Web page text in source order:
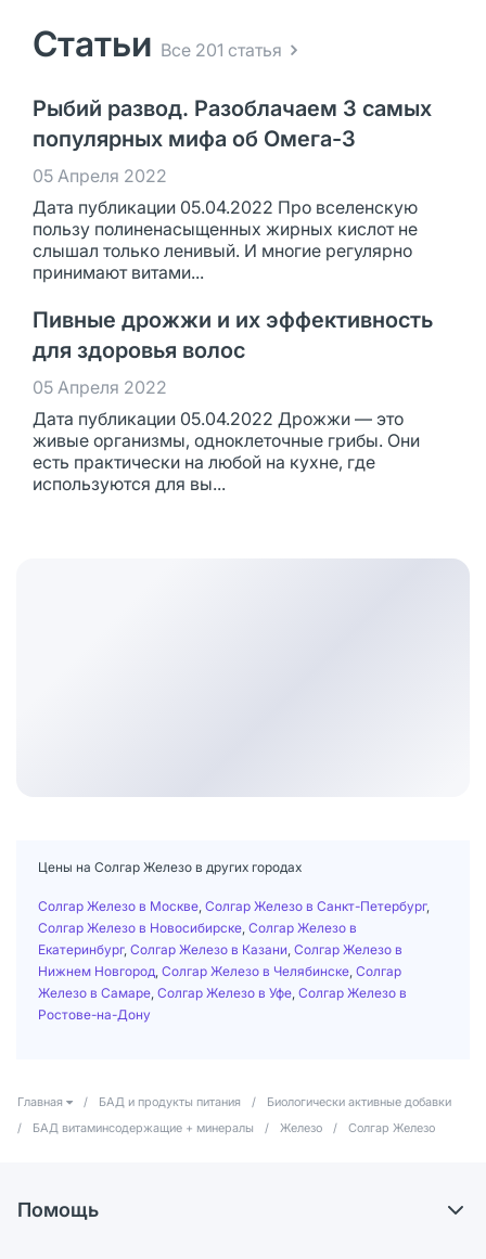
Статьи Все 201 статья
Рыбий развод. Разоблачаем 3 самых
популярных мифа об Омега-3
05 Апреля 2022
Дата публикации 05.04.2022 Про вселенскую
пользу полиненасыщенных жирных кислот не
слышал только ленивый. И многие регулярно
принимают витами...
Пивные дрожжи и их эффективность
для здоровья волос
05 Апреля 2022
Дата публикации 05.04.2022 Дрожжи — это
живые организмы, одноклеточные грибы. Они
есть практически на любой на кухне, где
используются для вы...
Цены на Солгар Железо в других городах
Солгар Железо в Москве Солгар Железо в Санкт-Петербург,
Солгар Железо в Новосибирске Солгар Железо в
Екатеринбург, Солгар Железо в Казани Солгар Железо в
Нижнем Новгород Солгар Железо в Челябинске Солгар
Железо в Самаре Солгар Железо в Уфе Солгар Железо в
Ростове-на-Дону
Главная / БАД и продукты питания /
Биологически активные добавки
/
БАД витаминсодержащие + минералы / Железо / Солгар Железо
Помощь